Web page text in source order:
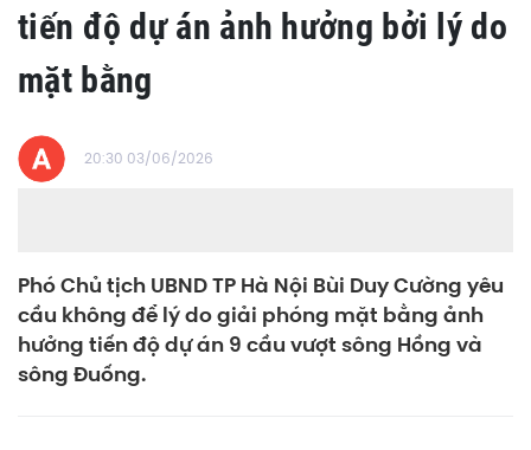
tiến độ dự án ảnh hưởng bởi lý do
mặt bằng
20:30 03/06/2026
Phó Chủ tịch UBND TP Hà Nội Bùi Duy Cường yêu
cầu không để lý do giải phóng mặt bằng ảnh
hưởng tiến độ dự án 9 cầu vượt sông Hồng và
sông Đuống.